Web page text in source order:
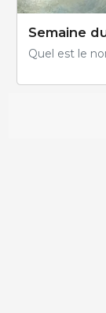
Semaine
Quel est le